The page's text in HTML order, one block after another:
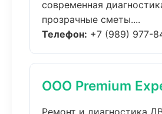
современная
прозрачные сметы....
Телефон: +7 (989) 977-
ООО Premium
Ремонт и диагностика